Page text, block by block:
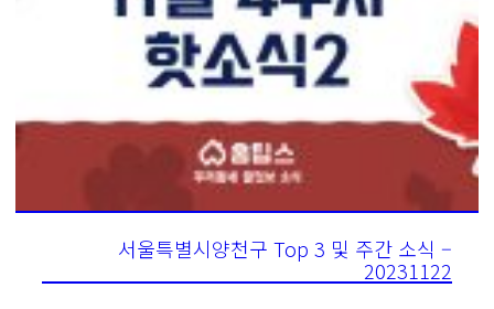
서울특별시양천구 Top 3 및 주간 소식 –
20231122